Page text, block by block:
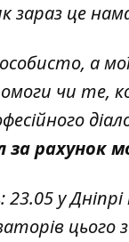
зараз це
а
чи те,
рахунок
23.05 у